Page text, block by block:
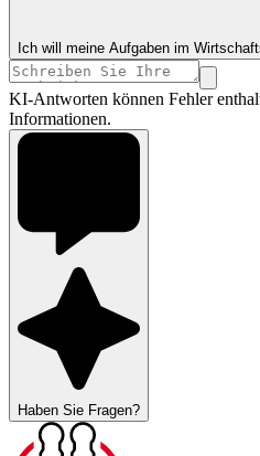
Ich will meine Aufgaben im
KI-Antworten können Fehler
Informationen.
Haben Sie Fragen?